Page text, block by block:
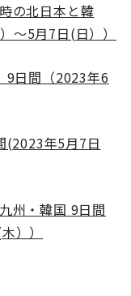
の北日本と韓
～5月7日(日））
日間（2023年6
年5月7日
州・韓国 9日間
））